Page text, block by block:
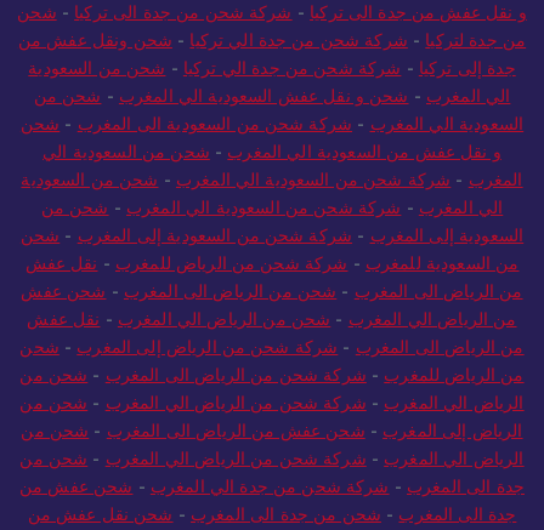
و نقل عفش من جدة الى تركيا - شركة شحن من جدة الى تركيا - شحن
من جدة لتركيا - شركة شحن من جدة الي تركيا - شحن ونقل عفش من
جدة إلى تركيا - شركة شحن من جدة الي تركيا - شحن من السعودية
الي المغرب - شحن و نقل عفش السعودية الي المغرب - شحن من
السعودية الي المغرب - شركة شحن من السعودية الى المغرب - شحن
و نقل عفش من السعودية الي المغرب - شحن من السعودية الي
المغرب - شركة شحن من السعودية الي المغرب - شحن من السعودية
الي المغرب - شركة شحن من السعودية الي المغرب - شحن من
السعودية إلى المغرب - شركة شحن من السعودية إلى المغرب - شحن
من السعودية للمغرب - شركة شحن من الرياض للمغرب - نقل عفش
من الرياض الى المغرب - شحن من الرياض الى المغرب - شحن عفش
من الرياض الي المغرب - شحن من الرياض الي المغرب - نقل عفش
من الرياض الى المغرب - شركة شحن من الرياض إلى المغرب - شحن
من الرياض للمغرب - شركة شحن من الرياض الى المغرب - شحن من
الرياض الي المغرب - شركة شحن من الرياض الي المغرب - شحن من
الرياض إلى المغرب - شحن عفش من الرياض الى المغرب - شحن من
الرياض الي المغرب - شركة شحن من الرياض الي المغرب - شحن من
جدة الى المغرب - شركة شحن من جدة الي المغرب - شحن عفش من
جدة الى المغرب - شحن من جدة الى المغرب - شحن نقل عفش من